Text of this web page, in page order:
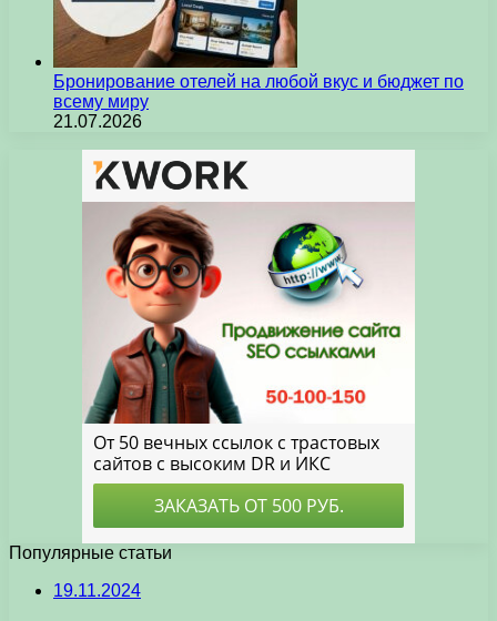
Бронирование отелей на любой вкус и бюджет по
всему миру
21.07.2026
Популярные статьи
19.11.2024